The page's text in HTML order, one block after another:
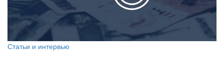
Статьи и интервью